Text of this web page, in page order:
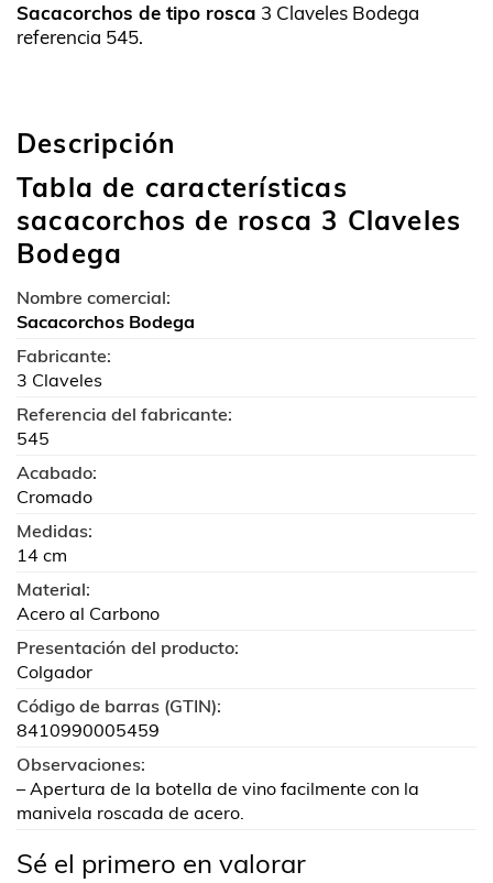
Sacacorchos de tipo rosca 3 Claveles Bodega
referencia 545.
Descripción
Tabla de características
sacacorchos de rosca 3 Claveles
Bodega
Nombre comercial:
Sacacorchos Bodega
Fabricante:
3 Claveles
Referencia del fabricante:
545
Acabado:
Cromado
Medidas:
14 cm
Material:
Acero al Carbono
Presentación del producto:
Colgador
Código de barras (GTIN):
8410990005459
Observaciones:
– Apertura de la botella de vino facilmente con la
manivela roscada de acero.
Sé el primero en valorar